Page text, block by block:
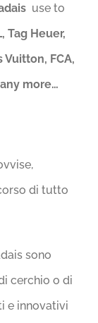
use to
Tag Heuer,
Vuitton, FCA,
more…
di tutto
sono
cerchio o di
e innovativi